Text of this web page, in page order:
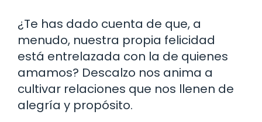
¿Te has dado cuenta de que, a
menudo, nuestra propia felicidad
está entrelazada con la de quienes
amamos? Descalzo nos anima a
cultivar relaciones que nos llenen de
alegría y propósito.